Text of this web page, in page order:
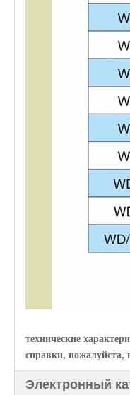
технические
справки,
Электронный